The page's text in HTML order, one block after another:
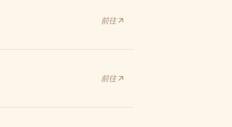
前往
前往